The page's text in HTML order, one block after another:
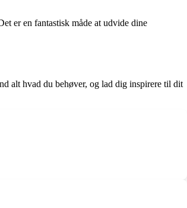
er en fantastisk måde at udvide dine
alt hvad du behøver, og lad dig inspirere til dit